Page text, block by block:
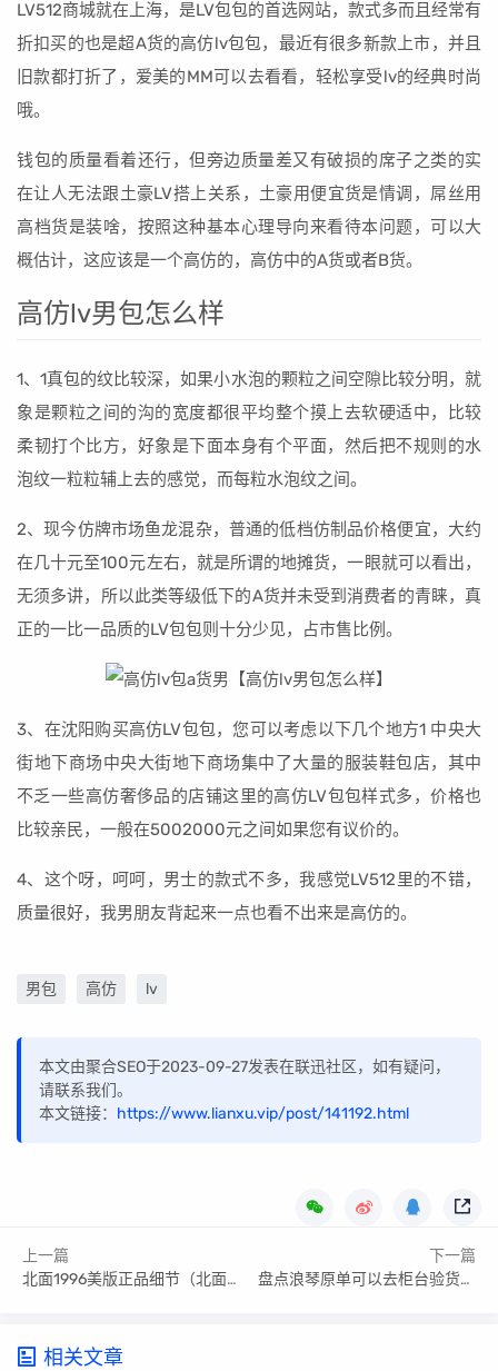
LV512商城就在上海，是LV包包的首选网站，款式多而且经常有
折扣买的也是超A货的高仿lv包包，最近有很多新款上市，并且
旧款都打折了，爱美的MM可以去看看，轻松享受lv的经典时尚
哦。
钱包的质量看着还行，但旁边质量差又有破损的席子之类的实
在让人无法跟土豪LV搭上关系，土豪用便宜货是情调，屌丝用
高档货是装啥，按照这种基本心理导向来看待本问题，可以大
概估计，这应该是一个高仿的，高仿中的A货或者B货。
高仿lv男包怎么样
1、1真包的纹比较深，如果小水泡的颗粒之间空隙比较分明，就
象是颗粒之间的沟的宽度都很平均整个摸上去软硬适中，比较
柔韧打个比方，好象是下面本身有个平面，然后把不规则的水
泡纹一粒粒辅上去的感觉，而每粒水泡纹之间。
2、现今仿牌市场鱼龙混杂，普通的低档仿制品价格便宜，大约
在几十元至100元左右，就是所谓的地摊货，一眼就可以看出，
无须多讲，所以此类等级低下的A货并未受到消费者的青睐，真
正的一比一品质的LV包包则十分少见，占市售比例。
3、在沈阳购买高仿LV包包，您可以考虑以下几个地方1 中央大
街地下商场中央大街地下商场集中了大量的服装鞋包店，其中
不乏一些高仿奢侈品的店铺这里的高仿LV包包样式多，价格也
比较亲民，一般在5002000元之间如果您有议价的。
4、这个呀，呵呵，男士的款式不多，我感觉LV512里的不错，
质量很好，我男朋友背起来一点也看不出来是高仿的。
男包 高仿 lv
本文由聚合SEO于2023-09-27发表在联迅社区，如有疑问，
请联系我们。
本文链接： https://www.lianxu.vip/post/141192.html
上一篇
北面1996美版正品细节（北面1996美版多少钱合适）
下一篇
盘点浪琴原单可以去柜台验货吗?浪琴原单可以去柜台验货吗
相关文章